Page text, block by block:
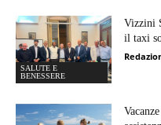
SALUTE E
BENESSERE
Vizzini
il taxi